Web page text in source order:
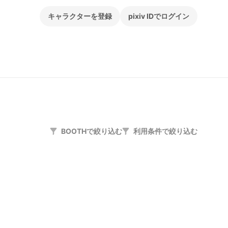
キャラクターを登録 pixiv IDでログイン
BOOTHで絞り込む 利用条件で絞り込む